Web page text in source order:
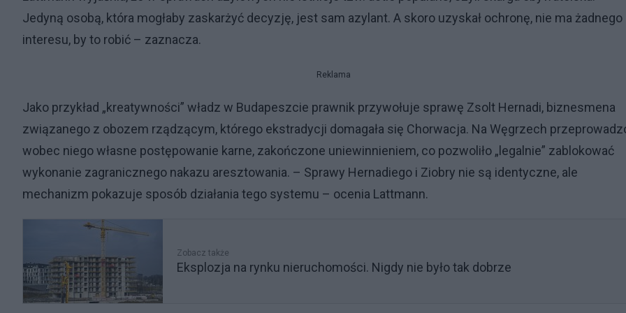
Jedyną osobą, która mogłaby zaskarżyć decyzję, jest sam azylant. A skoro uzyskał ochronę, nie ma żadnego
interesu, by to robić – zaznacza.
Reklama
Jako przykład „kreatywności” władz w Budapeszcie prawnik przywołuje sprawę Zsolt Hernadi, biznesmena
związanego z obozem rządzącym, którego ekstradycji domagała się Chorwacja. Na Węgrzech
wobec niego własne postępowanie karne, zakończone uniewinnieniem, co pozwoliło „legalnie” zablokować
wykonanie zagranicznego nakazu aresztowania. – Sprawy Hernadiego i Ziobry nie są identyczne, ale
mechanizm pokazuje sposób działania tego systemu – ocenia Lattmann.
Zobacz także
Eksplozja na rynku nieruchomości. Nigdy nie było tak dobrze